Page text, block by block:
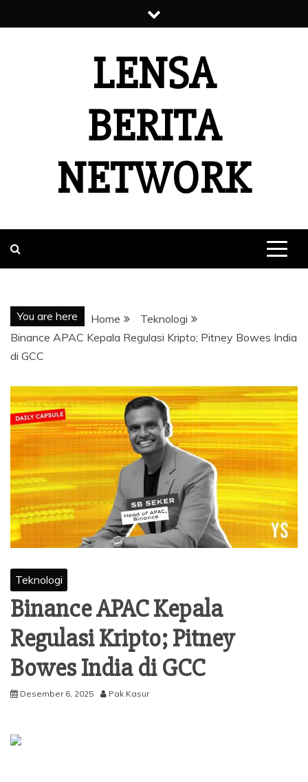
to
LENSA
BERITA
NETWORK
You are here Home
Teknologi
Binance APAC Kepala Regulasi Kripto; Pitney Bowes India
di GCC
Teknologi
Binance APAC Kepala
Regulasi Kripto; Pitney
Bowes India di GCC
Desember 6, 2025 Pak Kasur